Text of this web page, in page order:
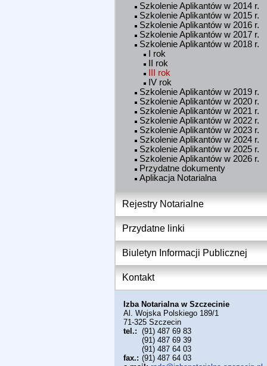
Szkolenie Aplikantów w 2014 r.
Szkolenie Aplikantów w 2015 r.
Szkolenie Aplikantów w 2016 r.
Szkolenie Aplikantów w 2017 r.
Szkolenie Aplikantów w 2018 r.
I rok
II rok
III rok
IV rok
Szkolenie Aplikantów w 2019 r.
Szkolenie Aplikantów w 2020 r.
Szkolenie Aplikantów w 2021 r.
Szkolenie Aplikantów w 2022 r.
Szkolenie Aplikantów w 2023 r.
Szkolenie Aplikantów w 2024 r.
Szkolenie Aplikantów w 2025 r.
Szkolenie Aplikantów w 2026 r.
Przydatne dokumenty
Aplikacja Notarialna
Rejestry Notarialne
Przydatne linki
Biuletyn Informacji Publicznej
Kontakt
Izba Notarialna w Szczecinie
Al. Wojska Polskiego 189/1
71-325 Szczecin
tel.: (91) 487 69 83
(91) 487 69 39
(91) 487 64 03
fax.: (91) 487 64 03